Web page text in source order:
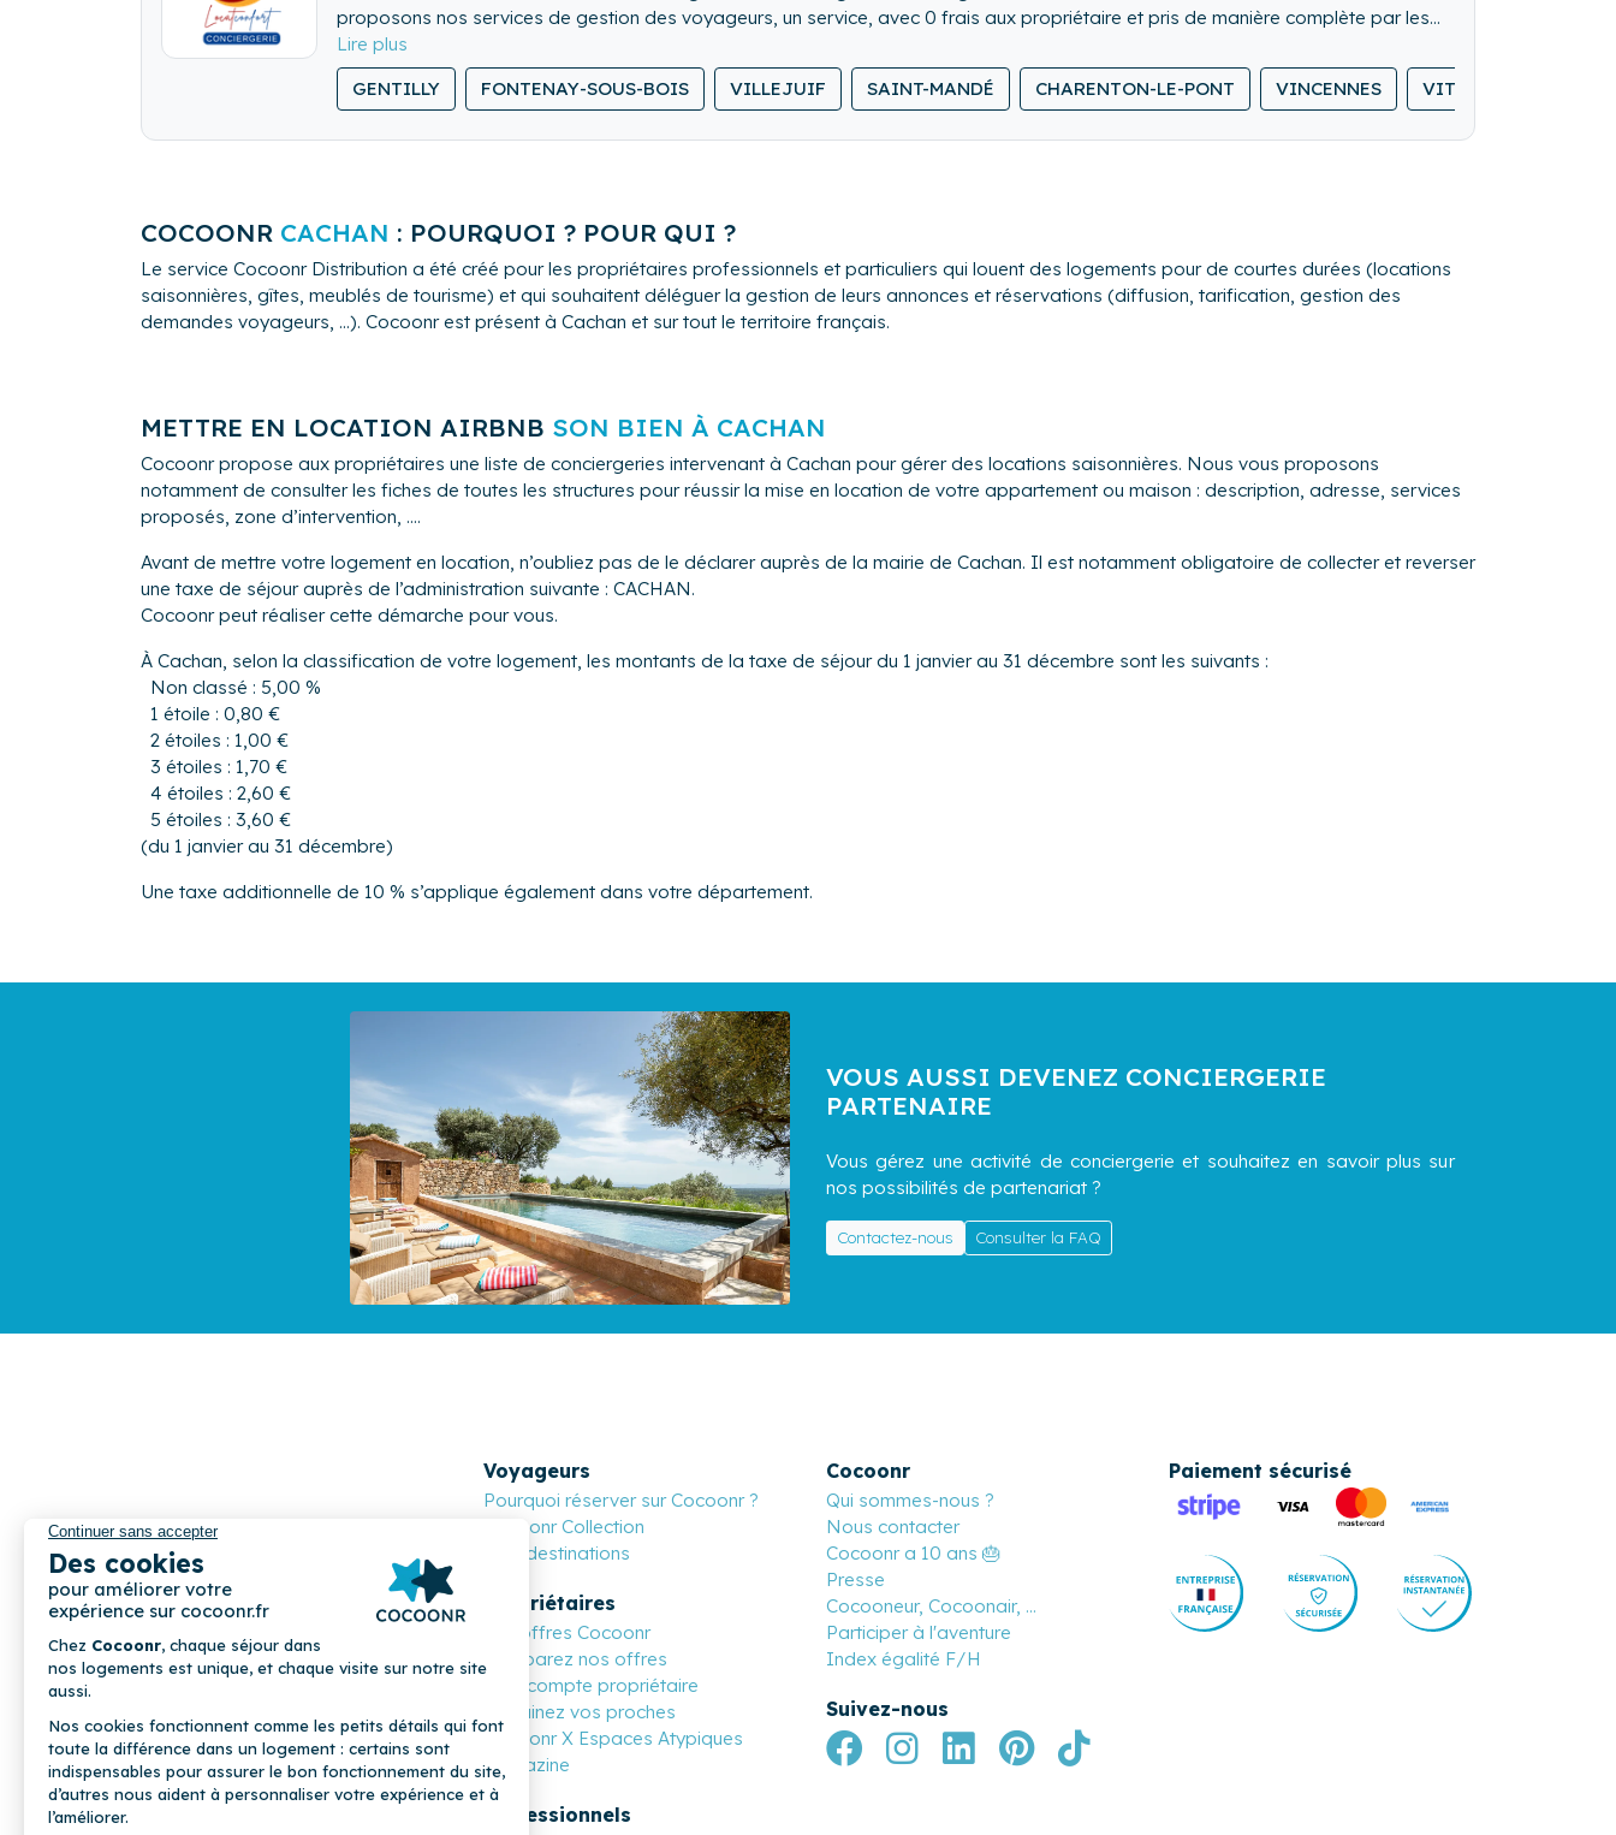
proposons nos services de gestion des voyageurs, un service, avec 0 frais aux propriétaire et pris de manière complète par les
voyageurs.
✨ Nos Services de conciergerie ✨
🔑 Accueil des voyageurs : Accueillir vos voyageurs, faire le tour du logement et donner nos conseils.
🧹 Services d'Entretien : Un logement désinfecté avant chaque arrivée. Nos équipes veillent à ce que votre logement soit toujours
🎍 Service de décoration : Nous avons un service de décoration, qui viendra au besoin, vous apporter des préconisations, en
continue, sur votre logement, pour mieux accueillir vos voyageurs !
responsabilité et d'agir pour ne pas impacter ou compromettre une réservation.
🤝 Partenariat Durable : À LocatConfort, nous croyons en la construction de relations durables. Chaque client est un partenaire,
chaque artisan local est un partenaire, pour faire que chaque réservation soit une opportunité de surpasser les attentes de vos
voyageurs.
🌐 locatconfort.fr
☎️ 01 89 70 19 96
LocatConfort - Le jour ou le confort, rencontre l’excellence.
GENTILLY FONTENAY-SOUS-BOIS VILLEJUIF SAINT-MANDÉ CHARENTON-LE-PONT VINCENNES VITRY-SUR-SEINE
COCOONR CACHAN : POURQUOI ? POUR QUI ?
Le service Cocoonr Distribution a été créé pour les propriétaires professionnels et particuliers qui louent des logements pour de courtes durées (locations
saisonnières, gîtes, meublés de tourisme) et qui souhaitent déléguer la gestion de leurs annonces et réservations (diffusion, tarification, gestion des
demandes voyageurs, ...). Cocoonr est présent à Cachan et sur tout le territoire français.
METTRE EN LOCATION AIRBNB SON BIEN À CACHAN
Cocoonr propose aux propriétaires une liste de conciergeries intervenant à Cachan pour gérer des locations saisonnières. Nous vous proposons
notamment de consulter les fiches de toutes les structures pour réussir la mise en location de votre appartement ou maison : description, adresse, services
proposés, zone d’intervention, ....
Avant de mettre votre logement en location, n’oubliez pas de le déclarer auprès de la mairie de Cachan. Il est notamment obligatoire de collecter et reverser
une taxe de séjour auprès de l’administration suivante : CACHAN.
Cocoonr peut réaliser cette démarche pour vous.
À Cachan, selon la classification de votre logement, les montants de la taxe de séjour du 1 janvier au 31 décembre sont les suivants :
Non classé : 5,00 %
1 étoile : 0,80 €
2 étoiles : 1,00 €
3 étoiles : 1,70 €
4 étoiles : 2,60 €
5 étoiles : 3,60 €
(du 1 janvier au 31 décembre)
Une taxe additionnelle de 10 % s’applique également dans votre département.
VOUS AUSSI DEVENEZ CONCIERGERIE
PARTENAIRE
Vous gérez une activité de conciergerie et souhaitez en savoir plus sur
nos possibilités de partenariat ?
Contactez-nous Consulter la FAQ
COCOONR
Voyageurs
Pourquoi réserver sur Cocoonr ?
Cocoonr Collection
Nos destinations
Propriétaires
Les offres Cocoonr
Comparez nos offres
Mon compte propriétaire
Parrainez vos proches
Cocoonr X Espaces Atypiques
Magazine
Professionnels
Cocoonr
Qui sommes-nous ?
Nous contacter
Cocoonr a 10 ans 🎂
Presse
Cocooneur, Cocoonair, ...
Participer à l'aventure
Index égalité F/H
Suivez-nous
Paiement sécurisé